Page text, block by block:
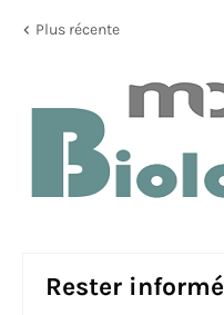
Plus récente
Rester informé